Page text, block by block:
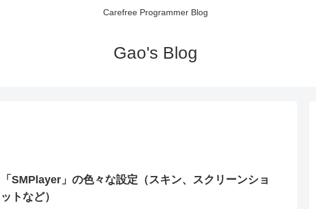
Carefree Programmer Blog
Gao's Blog
「SMPlayer」の色々な設定（スキン、スクリーンショ
ットなど）